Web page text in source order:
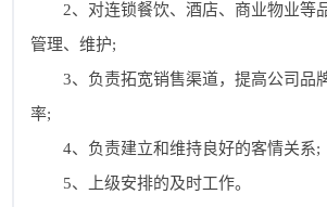
2、对连锁餐饮、酒店、商业物业等品
管理、维护;
3、负责拓宽销售渠道，提高公司品
率;
4、负责建立和维持良好的客情关系;
5、上级安排的及时工作。